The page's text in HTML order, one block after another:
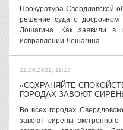
Прокуратура Свердловской
решение суда о досрочном
Лошагина. Как заявили в
исправлении Лошагина...
22.06.2022, 11:18
«СОХРАНЯЙТЕ
ГОРОДАХ ЗАВОЮТ
Во всех городах
завоют сирены